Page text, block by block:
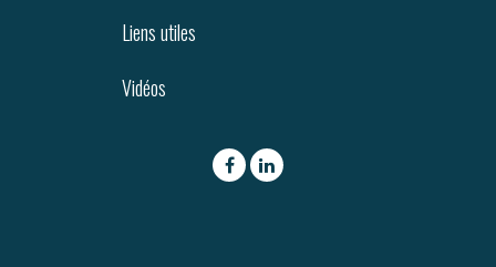
Liens utiles
Vidéos